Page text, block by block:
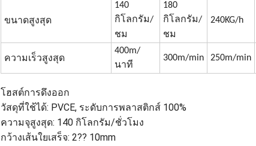
ขนาดสูงสุด
140
กิโลกรัม/
ชม
180
กิโลกรัม/
ชม
240KG/h
ความเร็วสูงสุด
400m/
นาที
300m/min 250m/min
โฮสต์การดึงออก
วัสดุที่ใช้ได้: PVCE, ระดับการพลาสติกส์ 100%
ความจุสูงสุด: 140 กิโลกรัม/ชั่วโมง
กว้างเส้นใยเสร็จ: 2?? 10mm